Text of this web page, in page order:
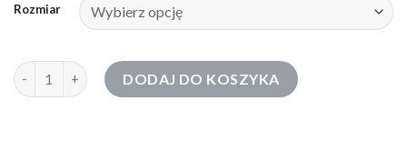
Rozmiar
ilość bluza dresowa damskaDODAJ DO KOSZYKA